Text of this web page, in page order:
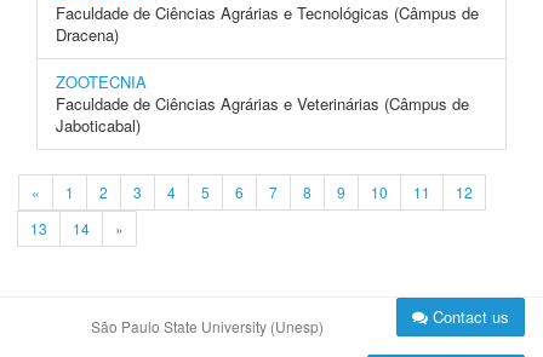
Faculdade de Ciências Agrárias e Tecnológicas (Câmpus de
Dracena)
ZOOTECNIA
Faculdade de Ciências Agrárias e Veterinárias (Câmpus de
Jaboticabal)
« 1 2 3 4 5 6 7 8 9 10 11
12
13
14 »
São Paulo State University (Unesp) Contact us